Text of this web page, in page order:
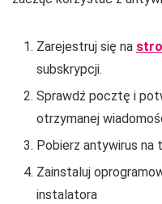
Zarejestruj się na
subskrypcji.
Sprawdź pocztę i
otrzymanej
Pobierz antywirus na
Zainstaluj
instalatora